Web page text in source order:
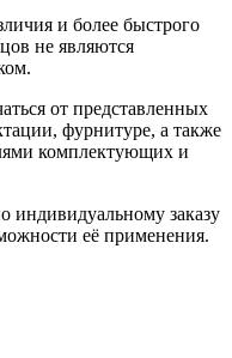
и более быстрого
не являются
от представленных
фурнитуре, а также
комплектующих и
индивидуальному заказу
её применения.